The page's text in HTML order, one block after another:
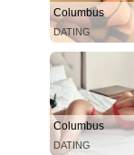
Columbus
DATING
Columbus
DATING